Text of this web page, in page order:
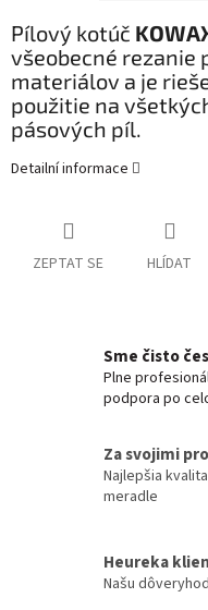
Pílový kotúč
všeobecné rezanie
materiálov a je
použitie na
pásových píl.
Detailní informace
ZEPTAT SE HLÍDAT
Sme čisto
Plne
podpora po
Za svojimi
Najlepšia
meradle
Heureka
Našu